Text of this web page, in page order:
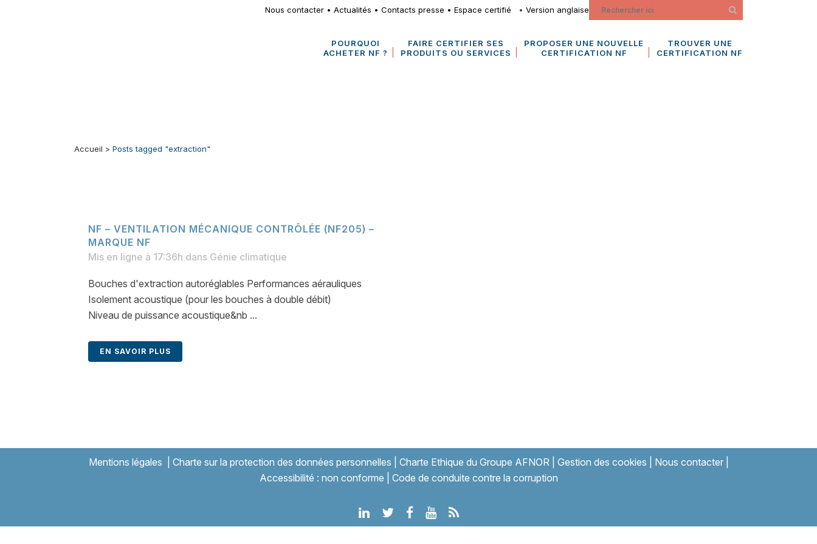
Nous contacter •Actualités •Contacts presse •Espace certifié •Version anglaise
POURQUOI
ACHETER NF ?
FAIRE CERTIFIER SES
PRODUITS OU SERVICES
PROPOSER UNE NOUVELLE
CERTIFICATION NF
TROUVER UNE
CERTIFICATION NF
Accueil > Posts tagged "extraction"
NF – VENTILATION MÉCANIQUE CONTRÔLÉE (NF205) –
MARQUE NF
Mis en ligne à 17:36h dans Génie climatique
Bouches d'extraction autoréglables Performances aérauliques
Isolement acoustique (pour les bouches à double débit)
Niveau de puissance acoustique&nb ...
EN SAVOIR PLUS
Mentions légales Charte sur la protection des données personnelles Charte Ethique du Groupe AFNOR| Gestion des cookies Nous contacter|
Accessibilité : non conforme
Code de conduite contre la corruption